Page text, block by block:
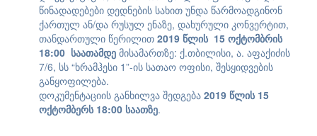
წინადადებები დედნების სახით უნდა წარმოადგინონ
ქართულ ან/და რუსულ ენაზე, დახურული კონვერტით,
თანდართული წერილით 2019 წლის 15 ოქტომბრის
18:00 საათამდე მისამართზე: ქ.თბილისი, ა. აფაქიძის
7/6, სს “ხრამჰესი 1”-ის სათაო ოფისი, შესყიდვების
განყოფილება.
დოკუმენტაციის განხილვა შედგება 2019 წლის 15
ოქტომბერს18:00 საათზე.